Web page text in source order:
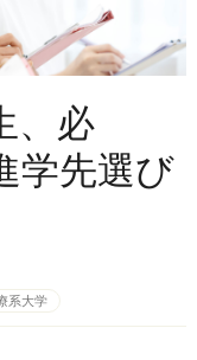
、必
学先選び
系大学